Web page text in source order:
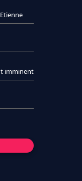
imminent